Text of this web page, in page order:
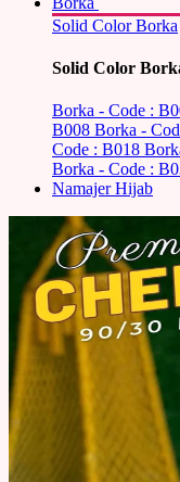
Solid Color Borka
Solid Color
Borka - Code :
B008 Borka -
Code : B018
Borka - Code :
Namajer Hijab